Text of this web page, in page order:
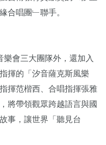
合唱團﹂聯手。
會三大團隊外，還加入
揮的「汐音薩克斯風樂
揮范楷西、合唱指揮張雅
將帶領觀眾跨越語言與國
事，讓世界「聽見台